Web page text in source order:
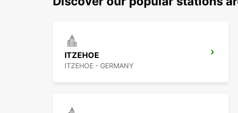
ITZEHOE
ITZEHOE - GERMANY